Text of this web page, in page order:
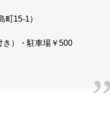
町15-1）
き）・駐車場￥500